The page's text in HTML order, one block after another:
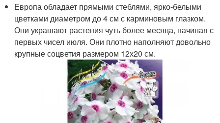
Европа обладает прямыми стеблями, ярко-белыми
цветками диаметром до 4 см с карминовым глазком.
Они украшают растения чуть более месяца, начиная с
первых чисел июля. Они плотно наполняют довольно
крупные соцветия размером 12х20 см.